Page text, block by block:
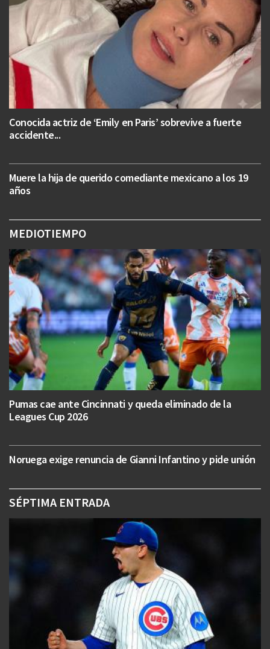
Conocida actriz de ‘Emily en Paris’ sobrevive a fuerte
accidente...
Muere la hija de querido comediante mexicano a los 19
años
MEDIOTIEMPO
Pumas cae ante Cincinnati y queda eliminado de la
Leagues Cup 2026
Noruega exige renuncia de Gianni Infantino y pide unión
SÉPTIMA ENTRADA